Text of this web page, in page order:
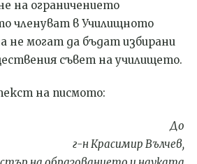
на ограничението
членуват в Училищното
не могат да бъдат избирани
съвет на училището.
на писмото:
До
г-н Красимир Вълчев,